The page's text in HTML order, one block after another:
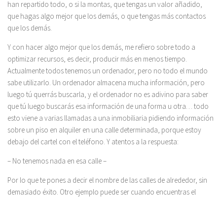
han repartido todo, o si la montas, que tengas un valor añadido,
que hagas algo mejor que los demás, o que tengas más contactos
que los demás.
Y con hacer algo mejor que los demás, me refiero sobre todo a
optimizar recursos, es decir, producir más en menos tiempo.
Actualmente todos tenemos un ordenador, pero no todo el mundo
sabe utilizarlo. Un ordenador almacena mucha información, pero
luego tú querrás buscarla, y el ordenador no es adivino para saber
que tú luego buscarás esa información de una forma u otra… todo
esto viene a varias llamadas a una inmobiliaria pidiendo información
sobre un piso en alquiler en una calle determinada, porque estoy
debajo del cartel con el teléfono. Y atentos a la respuesta:
– No tenemos nada en esa calle –
Por lo que te pones a decir el nombre de las calles de alrededor, sin
demasiado éxito. Otro ejemplo puede ser cuando encuentras el